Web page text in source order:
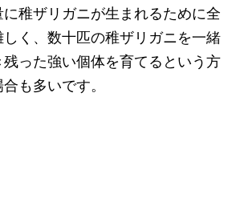
稚ザリガニが生まれるために全
く、数十匹の稚ザリガニを一緒
った強い個体を育てるという方
も多いです。